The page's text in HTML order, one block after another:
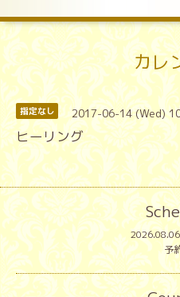
カレ
指定なし 2017-06-14 (Wed)
ヒーリング
予